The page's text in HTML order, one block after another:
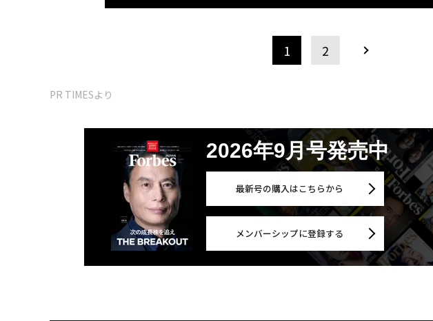
1 2
PR TIMESより
2026年9月号発売中
最新号の購入はこちらから
メンバーシップに登録する